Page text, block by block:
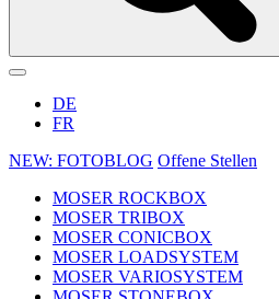
DE
FR
NEW: FOTOBLOG Offene Stellen
MOSER ROCKBOX
MOSER TRIBOX
MOSER CONICBOX
MOSER LOADSYSTEM
MOSER VARIOSYSTEM